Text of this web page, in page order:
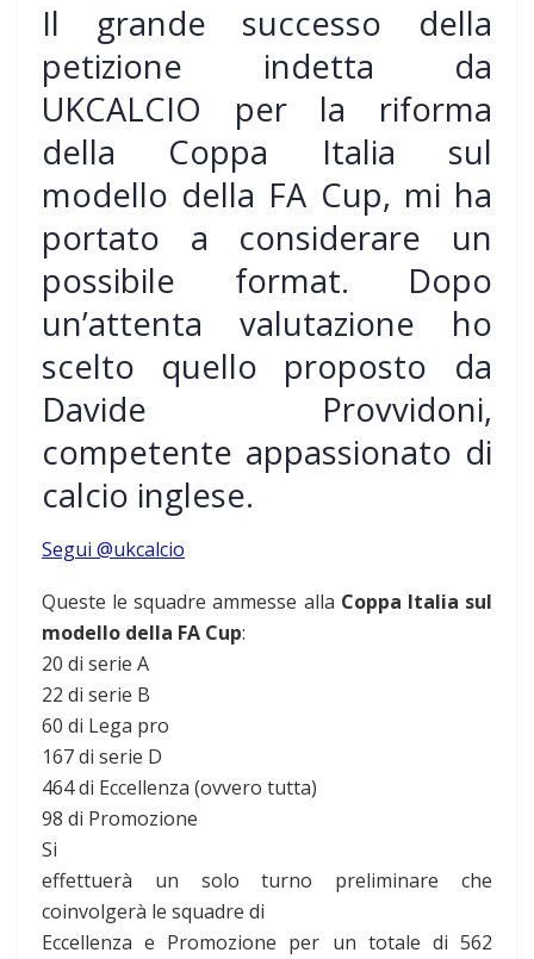
Il grande successo della
petizione indetta da
UKCALCIO per la riforma
della Coppa Italia sul
modello della FA Cup, mi ha
portato a considerare un
possibile format. Dopo
un’attenta valutazione ho
scelto quello proposto da
Davide Provvidoni,
competente appassionato di
calcio inglese.
Segui @ukcalcio
Queste le squadre ammesse alla Coppa Italia sul
modello della FA Cup:
20 di serie A
22 di serie B
60 di Lega pro
167 di serie D
464 di Eccellenza (ovvero tutta)
98 di Promozione
Si
effettuerà un solo turno preliminare che
coinvolgerà le squadre di
Eccellenza e Promozione per un totale di 562